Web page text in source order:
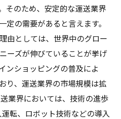
そのため、安定的な運送業界
定の需要があると言えます。
由としては、世界中のグロー
ーズが伸びていることが挙げ
ンショッピングの普及によ
り、運送業界の市場規模は拡
業界においては、技術の進歩
転、ロボット技術などの導入